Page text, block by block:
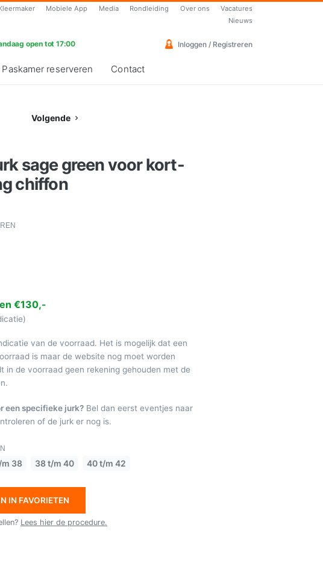
Mobiele App Media Rondleiding Over ons
Vacatures
Nieuws
open tot 17:00 Inloggen / Registreren
Paskamer reserveren Contact
Volgende
sage green voor kort-
chiffon
€130,-
van de voorraad. Het is mogelijk dat een
is maar de website nog moet worden
in de voorraad geen rekening gehouden met de
een specifieke jurk? Bel dan eerst eventjes naar
of de jurk er nog is.
38 38 t/m 40 40 t/m 42
IN FAVORIETEN
Lees hier de procedure.